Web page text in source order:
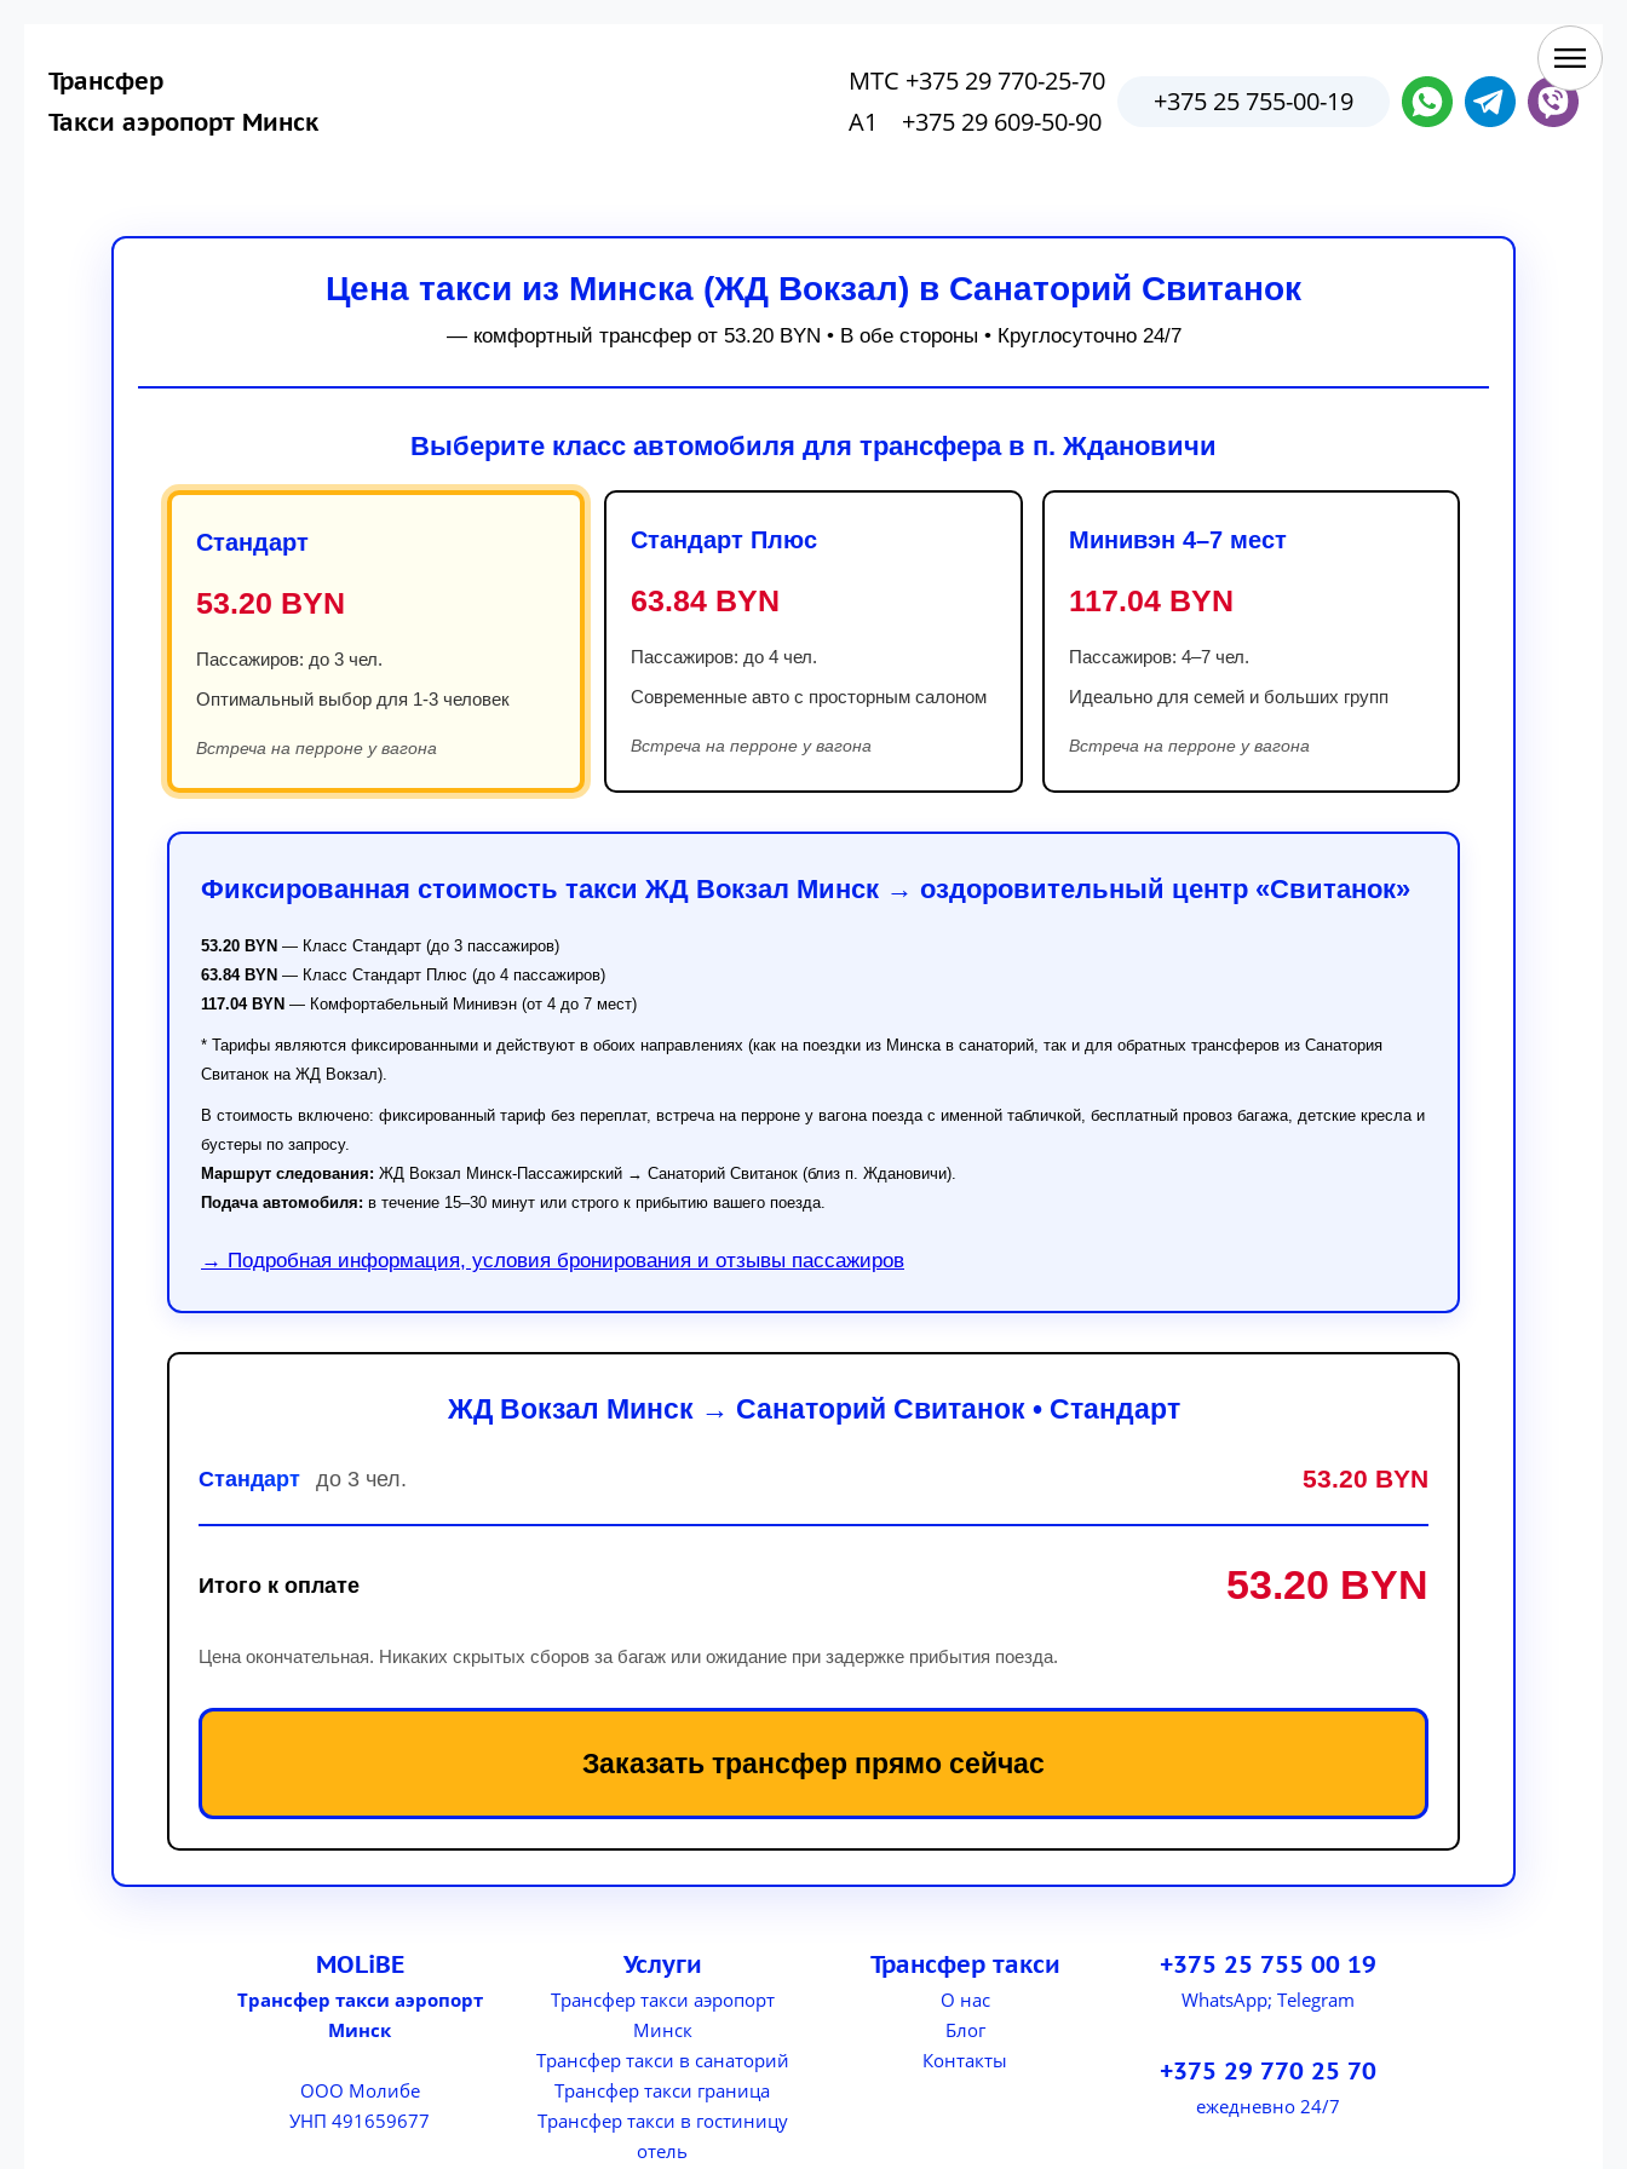
Трансфер
Такси аэропорт Минск
+375 25 755-00-19
МТС +375 29 770-25-70
А1 +375 29 609-50-90
Цена такси из Минска (ЖД Вокзал) в Санаторий Свитанок
— комфортный трансфер от 53.20 BYN • В обе стороны • Круглосуточно 24/7
Выберите класс автомобиля для трансфера в п. Ждановичи
Стандарт
53.20 BYN
Пассажиров: до 3 чел.
Оптимальный выбор для 1-3 человек
Встреча на перроне у вагона
Стандарт Плюс
63.84 BYN
Пассажиров: до 4 чел.
Современные авто с просторным салоном
Встреча на перроне у вагона
Минивэн 4–7 мест
117.04 BYN
Пассажиров: 4–7 чел.
Идеально для семей и больших групп
Встреча на перроне у вагона
Фиксированная стоимость такси ЖД Вокзал Минск → оздоровительный центр «Свитанок»
53.20 BYN — Класс Стандарт (до 3 пассажиров)
63.84 BYN — Класс Стандарт Плюс (до 4 пассажиров)
117.04 BYN — Комфортабельный Минивэн (от 4 до 7 мест)
* Тарифы являются фиксированными и действуют в обоих направлениях (как на поездки из Минска в санаторий, так и для обратных трансферов из Санатория
Свитанок на ЖД Вокзал).
В стоимость включено: фиксированный тариф без переплат, встреча на перроне у вагона поезда с именной табличкой, бесплатный провоз багажа, детские кресла и
бустеры по запросу.
Маршрут следования: ЖД Вокзал Минск-Пассажирский → Санаторий Свитанок (близ п. Ждановичи).
Подача автомобиля: в течение 15–30 минут или строго к прибытию вашего поезда.
→ Подробная информация, условия бронирования и отзывы пассажиров
ЖД Вокзал Минск → Санаторий Свитанок • Стандарт
Стандарт до 3 чел. 53.20 BYN
Итого к оплате 53.20 BYN
Цена окончательная. Никаких скрытых сборов за багаж или ожидание при задержке прибытия поезда.
Заказать трансфер прямо сейчас
MOLiBE
Трансфер такси аэропорт
Минск
ООО Молибе
УНП 491659677
Услуги
Трансфер такси аэропорт
Минск
Трансфер такси в санаторий
Трансфер такси граница
Трансфер такси в гостиницу
отель
Трансфер такси
О нас
Блог
Контакты
+375 25 755 00 19
WhatsApp; Telegram
+375 29 770 25 70
ежедневно 24/7